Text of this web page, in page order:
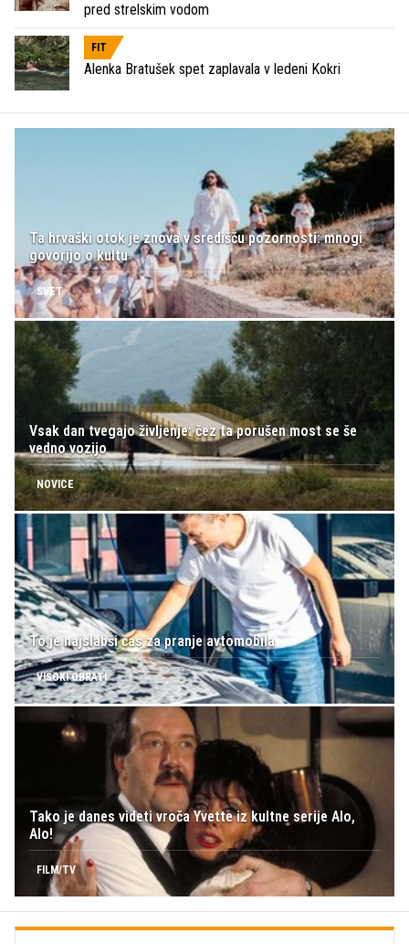
pred strelskim vodom
FIT
Alenka Bratušek spet zaplavala v ledeni Kokri
Ta hrvaški otok je znova v središču pozornosti: mnogi
govorijo o kultu
SVET
Vsak dan tvegajo življenje: čez ta porušen most se še
vedno vozijo
NOVICE
To je najslabši čas za pranje avtomobila
VISOKI OBRATI
Tako je danes videti vroča Yvette iz kultne serije Alo,
Alo!
FILM/TV